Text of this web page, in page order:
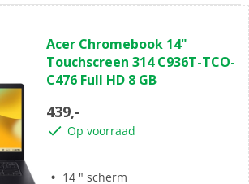
van
de
5
Acer Chromebook 14"
Touchscreen 314 C936T-TCO-
C476 Full HD 8 GB
439,-
Op voorraad
14 " scherm